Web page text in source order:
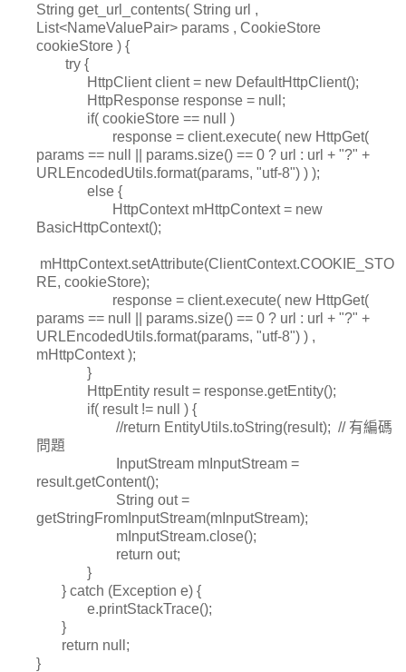
String get_url_contents( String url ,
List<NameValuePair> params , CookieStore
cookieStore ) {
try {
HttpClient client = new DefaultHttpClient();
HttpResponse response = null;
if( cookieStore == null )
response = client.execute( new HttpGet(
params == null || params.size() == 0 ? url : url + "?" +
URLEncodedUtils.format(params, "utf-8") ) );
else {
HttpContext mHttpContext = new
BasicHttpContext();
mHttpContext.setAttribute(ClientContext.COOKIE_STO
RE, cookieStore);
response = client.execute( new HttpGet(
params == null || params.size() == 0 ? url : url + "?" +
URLEncodedUtils.format(params, "utf-8") ) ,
mHttpContext );
}
HttpEntity result = response.getEntity();
if( result != null ) {
//return EntityUtils.toString(result); // 有編碼
問題
InputStream mInputStream =
result.getContent();
String out =
getStringFromInputStream(mInputStream);
mInputStream.close();
return out;
}
} catch (Exception e) {
e.printStackTrace();
}
return null;
}